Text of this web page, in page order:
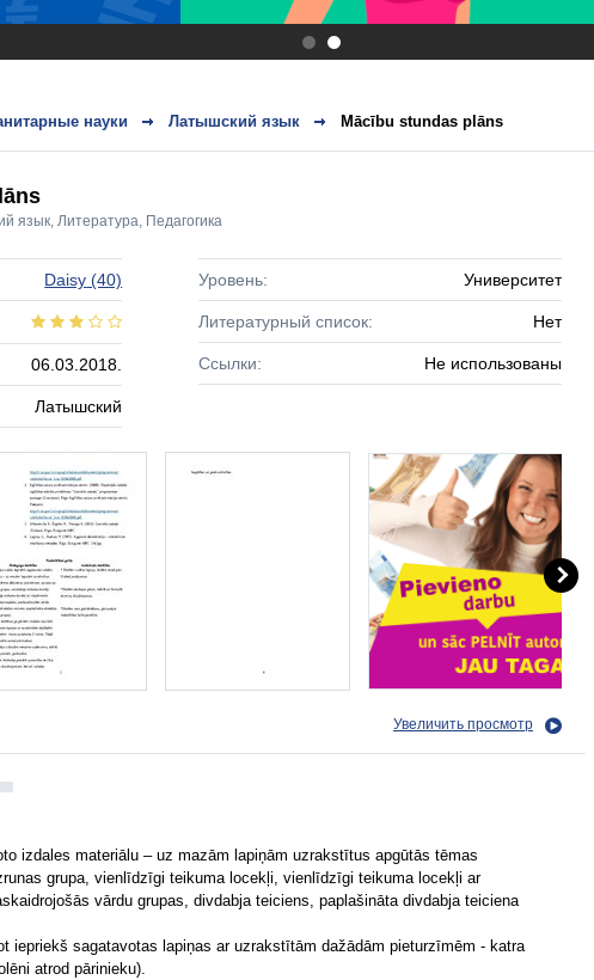
.
науки Латышский язык Mācību stundas plāns
язык, Литература, Педагогика
Daisy (40)
06.03.2018.
Латышский
Уровень: Университет
Литературный список: Нет
Ссылки: Не использованы
Увеличить просмотр
izdales materiālu – uz mazām lapiņām uzrakstītus apgūtās tēmas
grupa, vienlīdzīgi teikuma locekļi, vienlīdzīgi teikuma locekļi ar
vārdu grupas, divdabja teiciens, paplašināta divdabja teiciena
iepriekš sagatavotas lapiņas ar uzrakstītām dažādām pieturzīmēm - katra
atrod pārinieku).